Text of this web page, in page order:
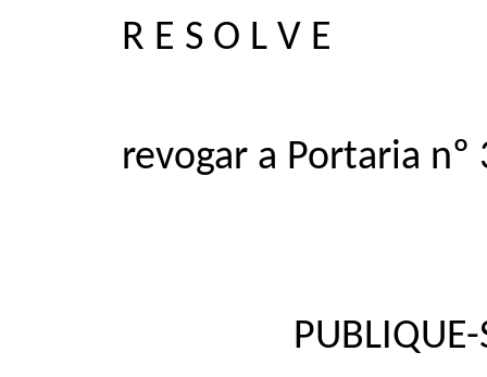
R E S O L V E
revogar a Portaria nº
PUBLIQUE-